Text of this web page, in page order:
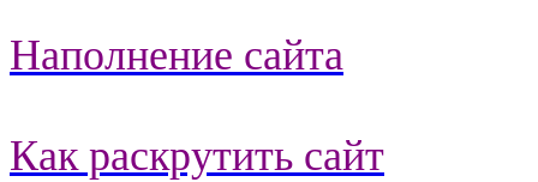
Наполнение сайта
Как раскрутить сайт